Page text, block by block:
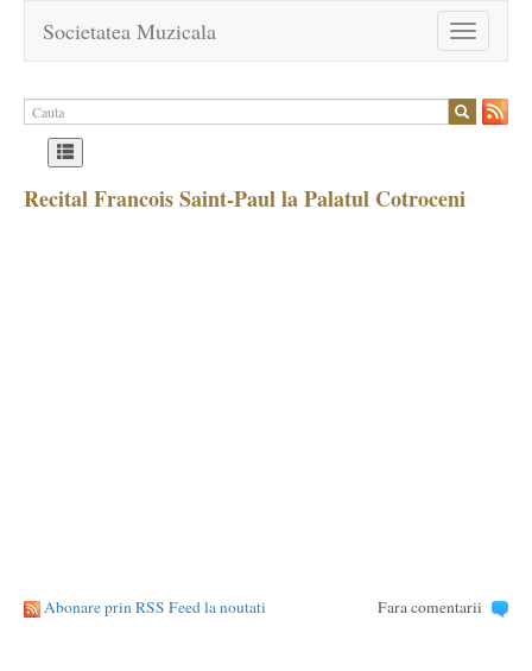
Toggle
navigation
Societatea Muzicala
Recital Francois Saint-Paul la Palatul Cotroceni
Abonare prin RSS Feed la noutati Fara comentarii